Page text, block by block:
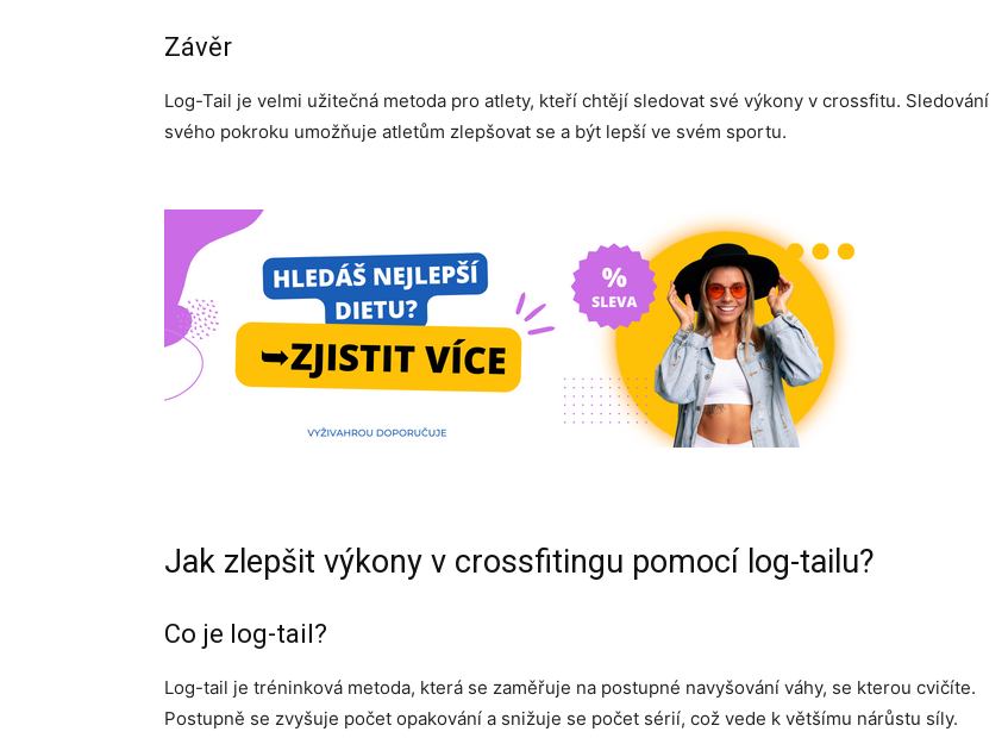
Závěr
Log-Tail je velmi užitečná metoda pro atlety, kteří chtějí sledovat své výkony v crossfitu. Sledování
svého pokroku umožňuje atletům zlepšovat se a být lepší ve svém sportu.
Jak zlepšit výkony v crossfitingu pomocí log-tailu?
Co je log-tail?
Log-tail je tréninková metoda, která se zaměřuje na postupné navyšování váhy, se kterou cvičíte.
Postupně se zvyšuje počet opakování a snižuje se počet sérií, což vede k většímu nárůstu síly.